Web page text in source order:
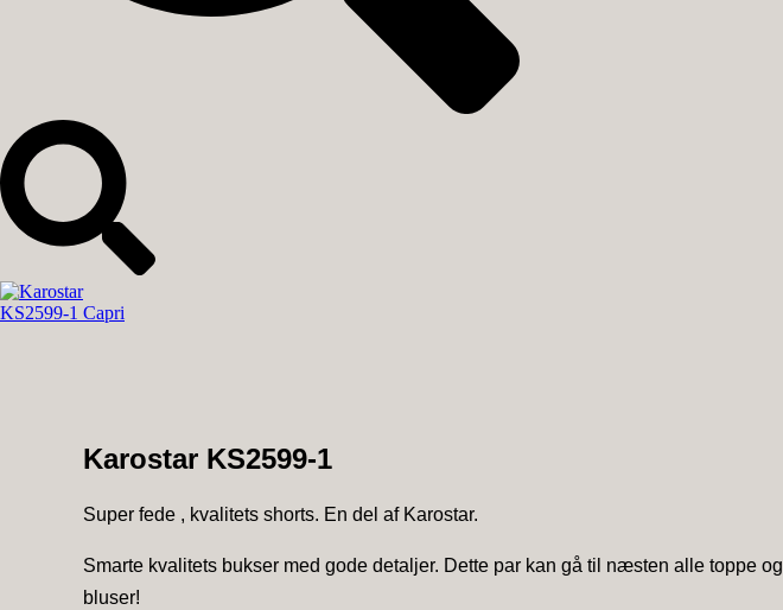
Karostar KS2599-1
Super fede , kvalitets shorts. En del af Karostar.
Smarte kvalitets bukser med gode detaljer. Dette par kan gå til næsten alle toppe og
bluser!